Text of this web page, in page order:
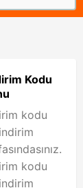
Kodu
kodu
kodu